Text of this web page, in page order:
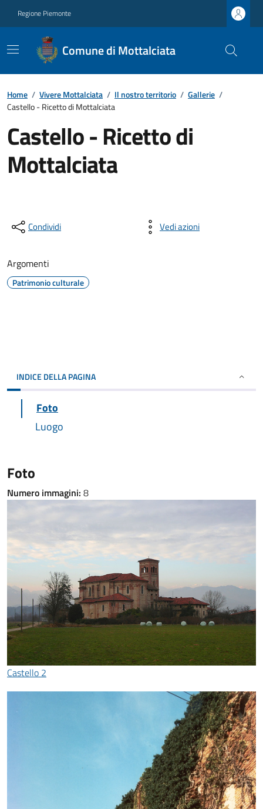
Regione Piemonte
Comune di Mottalciata
Home / Vivere Mottalciata / Il nostro territorio / Gallerie /
Castello - Ricetto di Mottalciata
Castello - Ricetto di
Mottalciata
Condividi Vedi azioni
Argomenti
Patrimonio culturale
INDICE DELLA PAGINA
Foto
Luogo
Foto
Numero immagini: 8
Castello 2